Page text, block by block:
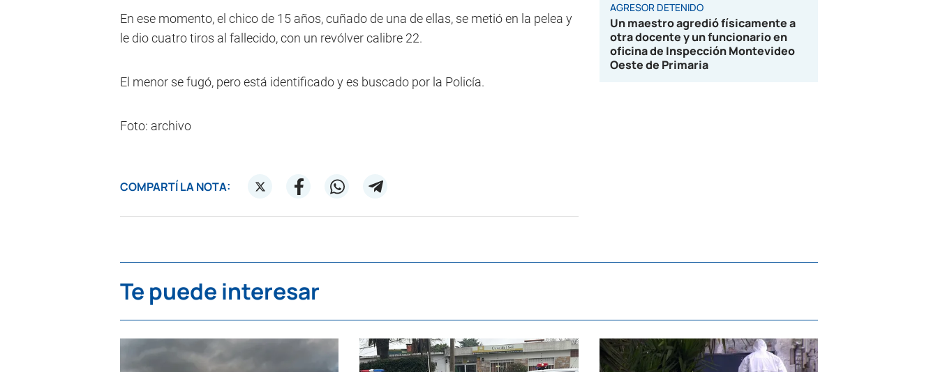
En ese momento, el chico de 15 años, cuñado de una de ellas, se metió en la pelea y
le dio cuatro tiros al fallecido, con un revólver calibre 22.
El menor se fugó, pero está identificado y es buscado por la Policía.
Foto: archivo
COMPARTÍ LA NOTA:
AGRESOR DETENIDO
Un maestro agredió físicamente a
otra docente y un funcionario en
oficina de Inspección Montevideo
Oeste de Primaria
Te puede interesar